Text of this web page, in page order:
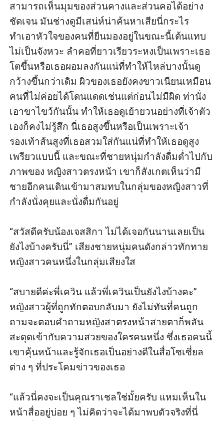
สามารถ​เห็น​มุม​ของ​ส่วน​คาง​และ​ส่วน​คอ​ได้​อย่าง​
ชัดเจน มัน​ช่าง​ดู​มี​เสน่ห์​น่า​ค้นหา​เสีย​นี่​กระไร
ทำเอา​หัวใจ​ของ​คน​ที่​ยืน​มอง​อยู่​ใน​ขณะนี้​เต้น​แทบ​
ไม่​เป็น​จังหวะ ลำคอ​ที่​ยาว​เรียว​ระหง​เป็น​เพราะ​เธอ​
โต​ขึ้น​หรือ​เธอ​ผอม​ลง​กัน​แน่​ที่​ทำ​ให้​ไหล่​บาง​นั้น​ดู​
กว้าง​ขึ้น​กว่า​เดิม ผิว​ของ​เธอ​ยังคง​ขาว​เนียน​เหมือน​
คน​ที่​ไม่ค่อย​ได้​โดน​แดด​เช่น​แต่ก่อน​ไม่​มี​ผิด ท่า​นั่ง​
เอา​ขา​ไขว้​กัน​นั้น ทำ​ให้​เธอ​ดู​เย้ายวน​อย่าง​ที่​เจ้าตัว​
เอง​ก็​คง​ไม่​รู้สึก นี่​เธอ​สูง​ขึ้น​หรือ​เป็น​เพราะ​เจ้า​
รองเท้า​ส้นสูง​ที่​เธอ​สวมใส่​กัน​แน่​ที่​ทำ​ให้​เธอ​ดู​สูง​
เพรียว​แบบ​นี้ และ​ขณะที่​ชายหนุ่ม​กำลัง​ดื่มด่ำ​ไป​กับ​
ภาพ​ของ หญิงสาว​ตรงหน้า เขา​ก็​สังเกต​เห็น​ว่า​มี​
ชาย​อีก​คน​เดิน​เข้า​มา​สมทบ​ใน​กลุ่ม​ของ​หญิงสาว​ที่​
กำลัง​นั่ง​คุยและนั่ง​ดื่ม​กัน​อยู่
“สวัสดี​ครับ​น้อง​เจสสิกา ไม่​ได้​เจอกัน​นาน​เลย​เป็น​
ยังไง​บ้าง​ครับ​นี่” เสียง​ชายหนุ่ม​คน​ดังกล่าว​ทักทาย​
หญิงสาว​คน​หนึ่ง​ใน​กลุ่ม​เสียง​ใส
“สบายดี​ค่ะพี่เควิน แล้วพี่​เควิน​เป็น​ยังไง​บ้าง​คะ”
หญิงสาว​ผู้​ที่​ถูก​ทัก​ตอบ​กลับ​มา ยังไม่ทันที่คนถูก
ถามจะตอบคำถามหญิงสาตรงหน้าสายตาก็พลัน
สะดุดเข้ากับความสวยของใครคนหนึ่ง ซึ่งเธอคนนี้
เขาคุ้นหน้าและรู้จักเธอเป็นอย่างดีในสื่อโซเซี่ยล
ต่าง ๆ ที่ประโคมข่าวของเธอ
“แล้ว​นี่​คงจะ​เป็นคุณราเชล​ใช่​มั้ย​ครับ แหม​เห็น​ใน​
หน้า​สื่อ​อยู่​บ่อย ๆ ไม่​คิด​ว่า​จะ​ได้​มา​พบ​ตัว​จริง​ที่นี่